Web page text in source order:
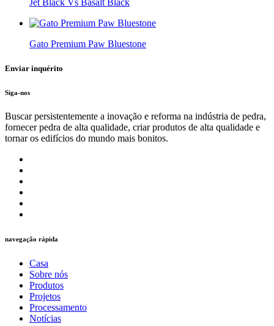
Jet Black Vs Basalt Black
Gato Premium Paw Bluestone
Enviar inquérito
Siga-nos
Buscar persistentemente a inovação e reforma na indústria de pedra,
fornecer pedra de alta qualidade, criar produtos de alta qualidade e
tornar os edifícios do mundo mais bonitos.
navegação rápida
Casa
Sobre nós
Produtos
Projetos
Processamento
Notícias